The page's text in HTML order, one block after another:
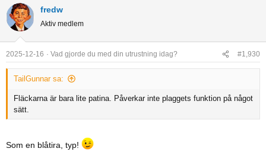
a
c
t
i
o
n
fredw
Aktiv medlem
2025-12-16 Vad gjorde du med din utrustning idag? #1,930
TailGunnar sa:
Fläckarna är bara lite patina. Påverkar inte plaggets funktion på något
sätt.
Som en blåtira, typ!